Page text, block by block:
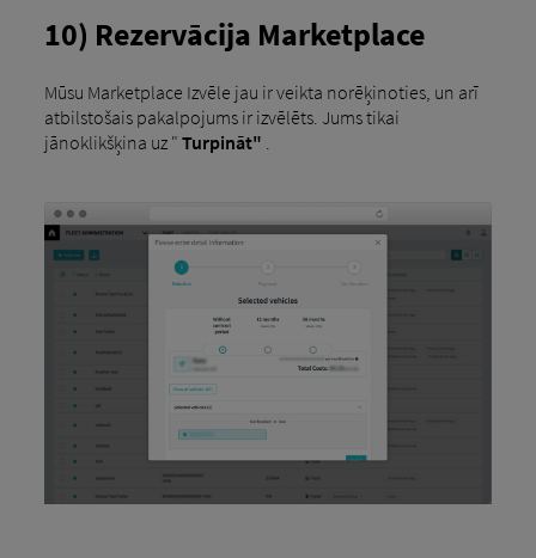
10) Rezervācija Marketplace
Mūsu Marketplace Izvēle jau ir veikta norēķinoties, un arī
atbilstošais pakalpojums ir izvēlēts. Jums tikai
jānoklikšķina uz " Turpināt"